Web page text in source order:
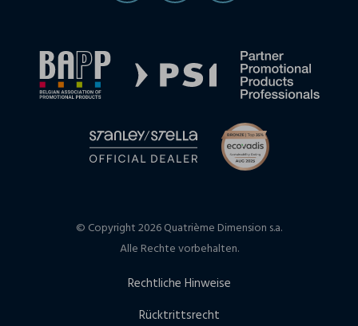
© Copyright 2026 Quatrième Dimension s.a.
Alle Rechte vorbehalten.
Rechtliche Hinweise
Rücktrittsrecht